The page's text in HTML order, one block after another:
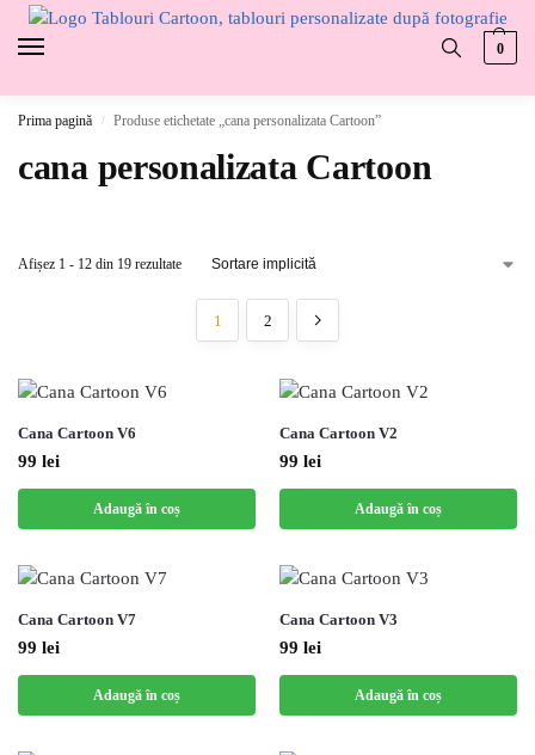
0
Prima pagină / Produse etichetate „cana personalizata Cartoon”
cana personalizata Cartoon
Afișez 1 - 12 din 19 rezultate
1 2
Cana Cartoon V6
99 lei
Adaugă în coș
Cana Cartoon V2
99 lei
Adaugă în coș
Cana Cartoon V7
99 lei
Adaugă în coș
Cana Cartoon V3
99 lei
Adaugă în coș